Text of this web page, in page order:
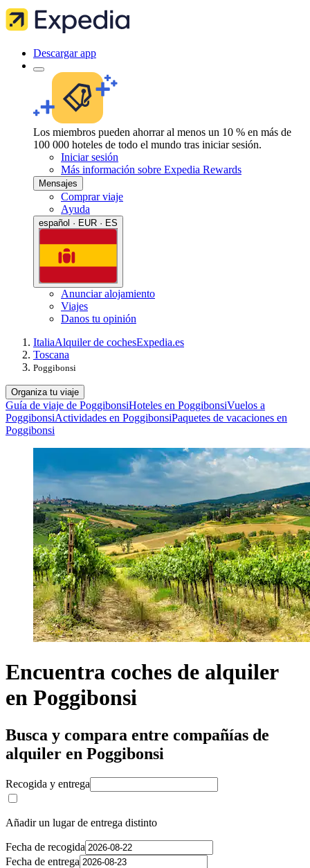
Descargar app
Los miembros pueden ahorrar al menos un 10 % en más de
100 000 hoteles de todo el mundo tras iniciar sesión.
Iniciar sesión
Más información sobre Expedia Rewards
Mensajes
Comprar viaje
Ayuda
español · EUR · ES
Anunciar alojamiento
Viajes
Danos tu opinión
ItaliaAlquiler de cochesExpedia.es
Toscana
Poggibonsi
Organiza tu viaje
Guía de viaje de PoggibonsiHoteles en PoggibonsiVuelos a
PoggibonsiActividades en PoggibonsiPaquetes de vacaciones en
Poggibonsi
Encuentra coches de alquiler
en Poggibonsi
Busca y compara entre compañías de
alquiler en Poggibonsi
Recogida y entrega
Añadir un lugar de entrega distinto
Fecha de recogida
Fecha de entrega